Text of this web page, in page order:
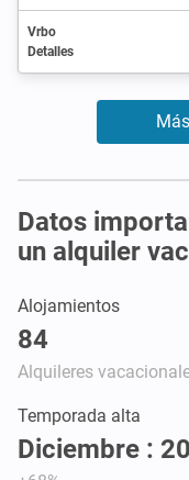
Vrbo
Detalles
Datos
un alquiler
Alojamientos
84
Alquileres
Temporada alta
Diciembre :